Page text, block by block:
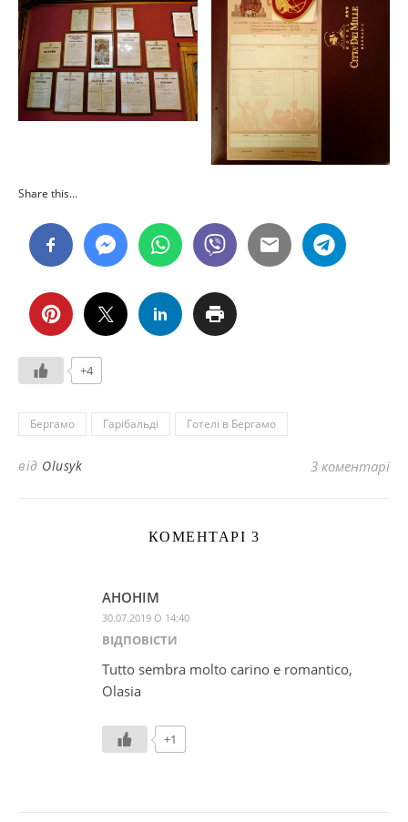
Share this…
+4
Бергамо Гарібальді Готелі в Бергамо
від Olusyk 3 коментарі
КОМЕНТАРІ 3
АНОНІМ
30.07.2019 О 14:40
ВІДПОВІCТИ
Tutto sembra molto carino e romantico,
Olasia
+1